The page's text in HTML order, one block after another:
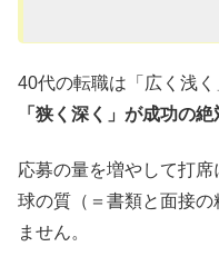
40代の転職は「広く浅く
「狭く深く」が成功の
応募の量を増やして打席
球の質（＝書類と面接
ません。